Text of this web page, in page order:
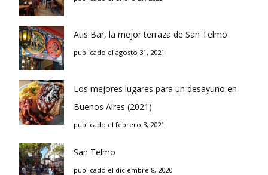
Atis Bar, la mejor terraza de San Telmo
publicado el agosto 31, 2021
Los mejores lugares para un desayuno en
Buenos Aires (2021)
publicado el febrero 3, 2021
San Telmo
publicado el diciembre 8, 2020